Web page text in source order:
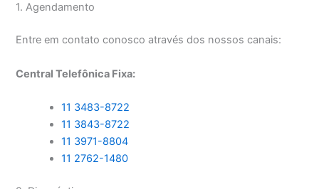
1. Agendamento
Entre em contato conosco através dos nossos canais:
Central Telefônica Fixa:
11 3483-8722
11 3843-8722
11 3971-8804
11 2762-1480